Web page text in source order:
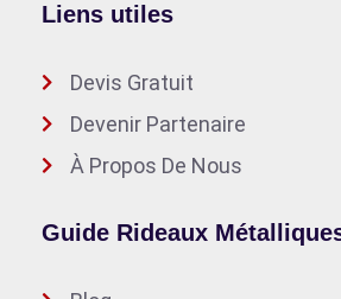
Liens utiles
Devis Gratuit
Devenir Partenaire
À Propos De Nous
Guide Rideaux